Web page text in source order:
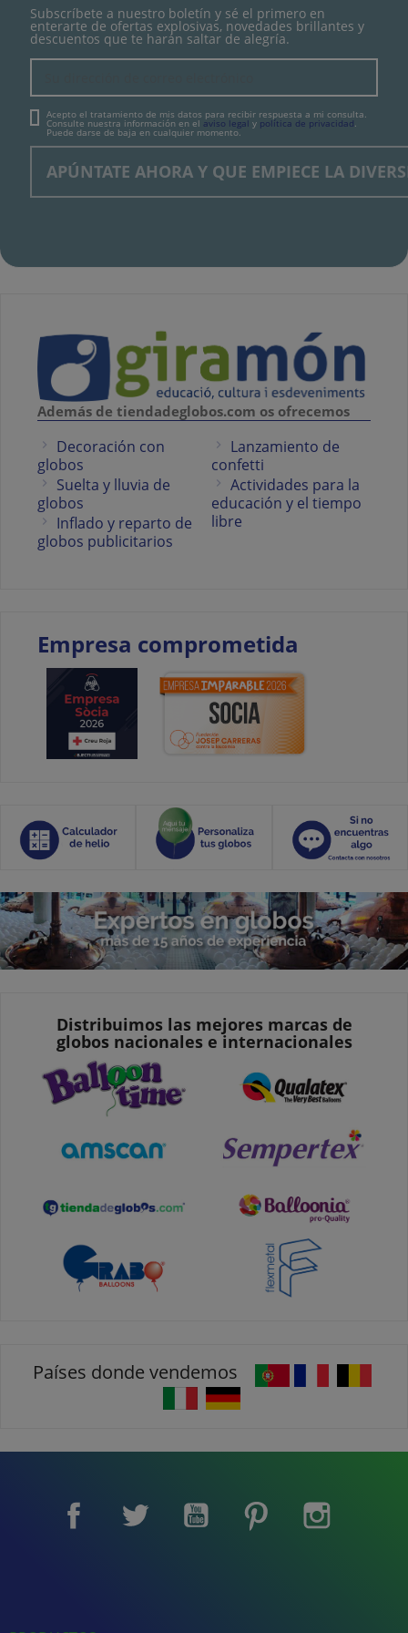
Subscríbete a nuestro boletín y sé el primero en
enterarte de ofertas explosivas, novedades brillantes y
descuentos que te harán saltar de alegría.
Acepto el tratamiento de mis datos para recibir respuesta a mi consulta.
Consulte nuestra información en el aviso legal y política de privacidad.
Puede darse de baja en cualquier momento.
Además de tiendadeglobos.com os ofrecemos
Decoración con
globos
Suelta y lluvia de
globos
Inflado y reparto de
globos publicitarios
Lanzamiento de
confetti
Actividades para la
educación y el tiempo
libre
Empresa comprometida
Distribuimos las mejores marcas de
globos nacionales e internacionales
Países donde vendemos
Facebook Twitter YouTube Pinterest